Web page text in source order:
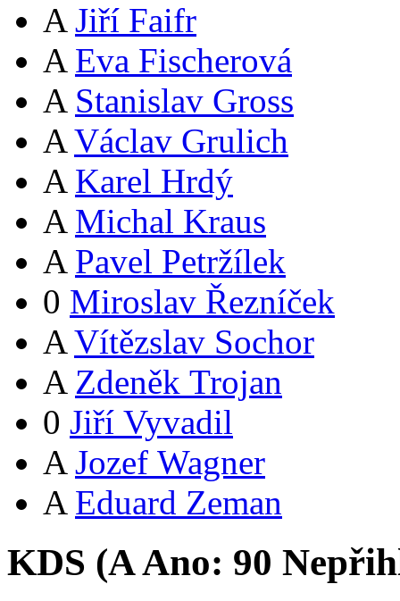
A Jiří Faifr
A Eva Fischerová
A Stanislav Gross
A Václav Grulich
A Karel Hrdý
A Michal Kraus
A Pavel Petržílek
0 Miroslav Řezníček
A Vítězslav Sochor
A Zdeněk Trojan
0 Jiří Vyvadil
A Jozef Wagner
A Eduard Zeman
KDS (AAno: 90